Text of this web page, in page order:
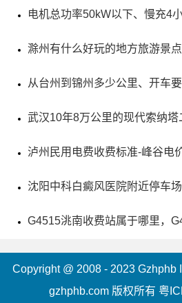
新华民族村位于云南大理州鹤
多个民族的村庄。村内生产的手工
电机总功率50kW以下、慢充4
滁州有什么好玩的地方旅游景点
从台州到锦州多少公里、开车
武汉10年8万公里的现代索纳塔
泸州民用电费收费标准-峰谷电
沈阳中科白癜风医院附近停车
G4515洮南收费站属于哪里，
Copyright @ 2008 - 2023 Gzhphb
gzhphb.com 版权所有 粤